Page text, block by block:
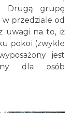
Drugą grupę
przedziale od
uwagi na to, iż
pokoi (zwykle
jest
dla osób